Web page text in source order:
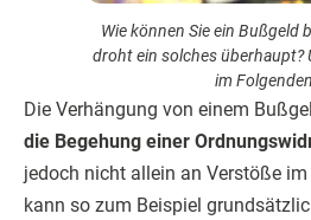
Wie können Sie ein Bußgeld
droht ein solches überhaupt?
im
Die Verhängung von einem
die Begehung einer
jedoch nicht allein an Verstöße im
kann so zum Beispiel